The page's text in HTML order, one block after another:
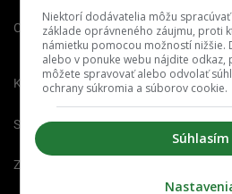
O nás Redakcia
Kariéra
Spravovať notifikácie
Zrušiť predplatné
Niektorí dodávatelia môžu
základe oprávneného záujmu, proti
námietku pomocou možností nižšie.
alebo v ponuke webu nájdite
môžete spravovať alebo odvolať
ochrany súkromia a súborov cookie.
Súhlasím